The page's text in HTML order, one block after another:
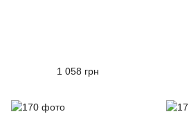
1 058 грн